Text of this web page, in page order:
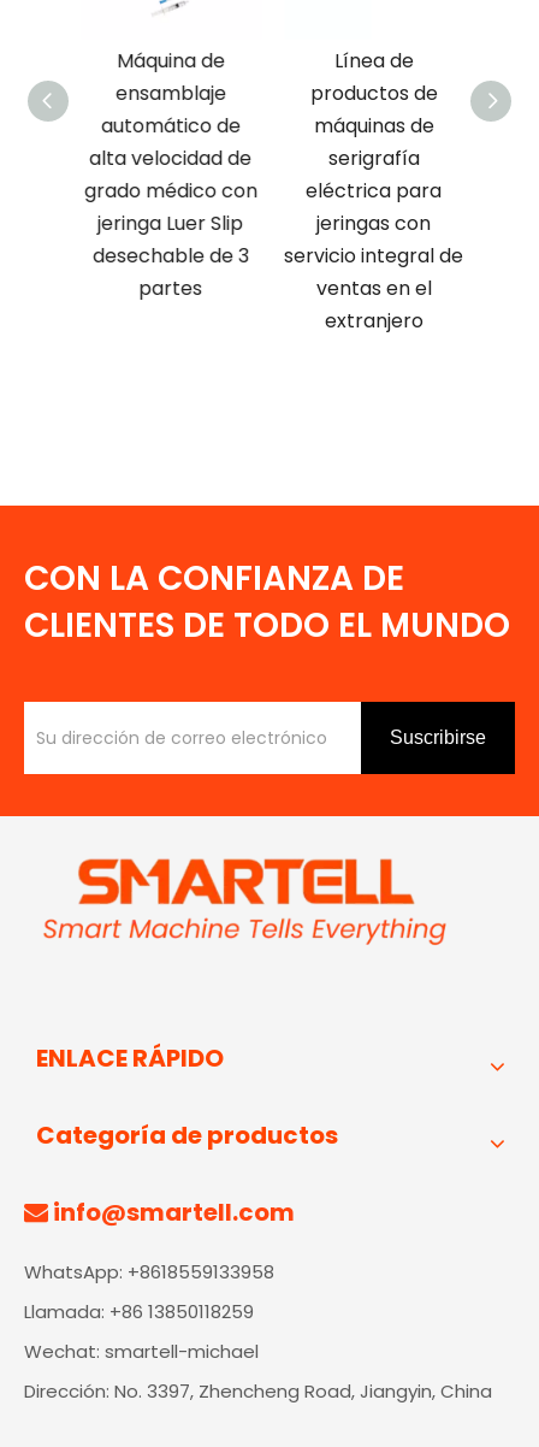
de
Máquina de
ensamblaje
automático de
alta velocidad de
grado médico con
jeringa Luer Slip
desechable de 3
partes
Línea de
productos de
máquinas de
serigrafía
eléctrica para
jeringas con
servicio integral de
ventas en el
extranjero
CON LA CONFIANZA DE
CLIENTES DE TODO EL MUNDO
Suscribirse
ENLACE RÁPIDO
Categoría de productos
 info@smartell.com
WhatsApp: +8618559133958
Llamada: +86 13850118259
Wechat: smartell-michael
Dirección: No. 3397, Zhencheng Road, Jiangyin, China